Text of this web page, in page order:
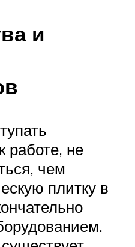
и
работе, не
чем
плитку в